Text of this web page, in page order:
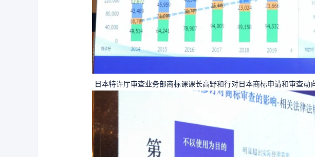
日本特许厅审查业务部商标课课长高野和行对日本商标申请和审查动